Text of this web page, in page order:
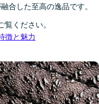
合した至高の逸品です。
ください。
徴と魅力